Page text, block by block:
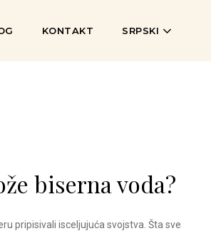
KONTAKT SRPSKI
biserna voda?
pripisivali isceljujuća svojstva. Šta sve